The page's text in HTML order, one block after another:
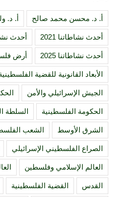
أ. د. محسن محمد صالح أ. د.
أحدث نشاطاتنا 2021 أحدث
أحدث نشاطاتنا 2025 أرض
الأبعاد القانونية للقضية
الجيش الإسرائيلي والأمن
الحكومة الفلسطينية السلطة
الشرق الأوسط الشعب
الصراع الفلسطيني الإسرائيلي
العالم الإسلامي وفلسطين
القدس القضية الفلسطينية